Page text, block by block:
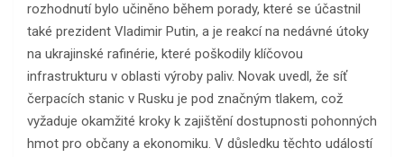
rozhodnutí bylo učiněno během porady, které se účastnil
také prezident Vladimir Putin, a je reakcí na nedávné útoky
na ukrajinské rafinérie, které poškodily klíčovou
infrastrukturu v oblasti výroby paliv. Novak uvedl, že síť
čerpacích stanic v Rusku je pod značným tlakem, což
vyžaduje okamžité kroky k zajištění dostupnosti pohonných
hmot pro občany a ekonomiku. V důsledku těchto událostí